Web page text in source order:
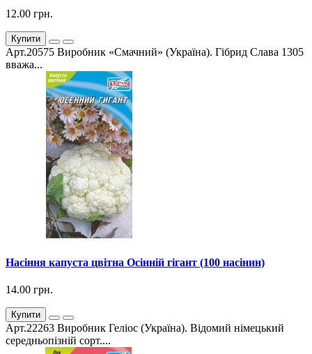
12.00 грн.
Купити
Арт.20575 Виробник «Смачний» (Україна). Гібрид Слава 1305
вважа...
Насіння капуста цвітна Осінній гігант (100 насінин)
14.00 грн.
Купити
Арт.22263 Виробник Геліос (Україна). Відомий німецький
середньопізній сорт....